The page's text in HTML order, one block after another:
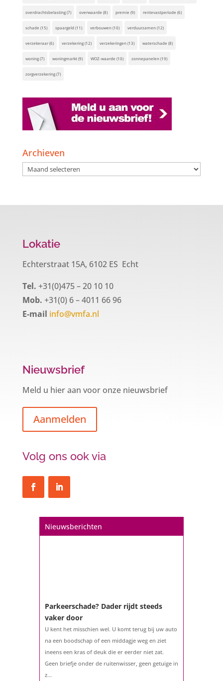
overdrachtsbelasting(7) overwaarde (8) premie (9) rentevastperiode (6)
schade (15) spaargeld(11) verbouwen(10) verduurzamen(12)
verzekeraar(6) verzekering(12) verzekeringen(13) waterschade (8)
woning(7) woningmarkt(9) WOZ-waarde (10) zonnepanelen(19)
zorgverzekering(7)
Archieven
Archieven
Lokatie
Echterstraat 15A, 6102 ES Echt
Tel. +31(0)475 – 20 10 10
Mob. +31(0) 6 – 4011 66 96
E-mail info@vmfa.nl
Nieuwsbrief
Meld u hier aan voor onze nieuwsbrief
Aanmelden
Volg ons ook via
Nieuwsberichten
Een hypotheek na uw 57e? Er zijn
De woningmarkt is nog steeds in beweging.
Misschien denkt u na over verhuizen, verbouwen
het eigenlijk met een hypotheek als u 57 jaar of
ouder bent?...
Parkeerschade? Dader rijdt steeds
vaker door
U kent het misschien wel. U komt terug bij uw auto
na een boodschap of een middagje weg en ziet
ineens een kras of deuk die er eerder niet zat.
Geen briefje onder de ruitenwisser, geen getuige in
z...